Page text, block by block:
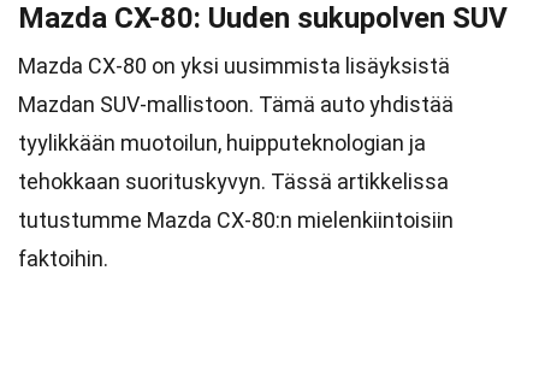
Mazda CX-80: Uuden sukupolven SUV
Mazda CX-80 on yksi uusimmista lisäyksistä
Mazdan SUV-mallistoon. Tämä auto yhdistää
tyylikkään muotoilun, huipputeknologian ja
tehokkaan suorituskyvyn. Tässä artikkelissa
tutustumme Mazda CX-80:n mielenkiintoisiin
faktoihin.